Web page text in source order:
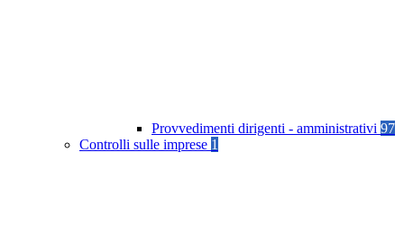
Provvedimenti dirigenti - amministrativi 97
Controlli sulle imprese 1